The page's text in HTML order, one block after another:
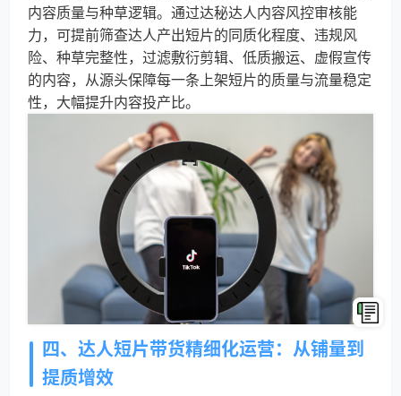
内容质量与种草逻辑。通过达秘达人内容风控审核能
力，可提前筛查达人产出短片的同质化程度、违规风
险、种草完整性，过滤敷衍剪辑、低质搬运、虚假宣传
的内容，从源头保障每一条上架短片的质量与流量稳定
性，大幅提升内容投产比。
四、达人短片带货精细化运营：从铺量到
提质增效